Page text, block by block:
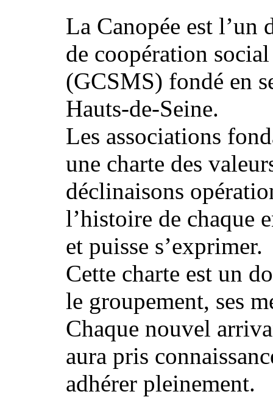
La Canopée est l’un
de coopération
(GCSMS) fondé en
Hauts-de-Seine.
Les associations
une charte des
déclinaisons
l’histoire de chaque
et puisse s’exprimer.
Cette charte est un
le groupement, ses
Chaque nouvel
aura pris
adhérer pleinement.